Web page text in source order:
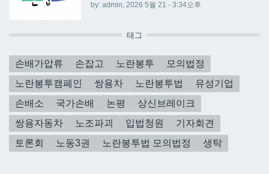
by: admin, 2026 5월 21 - 3:34오후
태그
손배가압류 손잡고 노란봉투
모의법정
노란봉투캠페인
쌍용차 노란봉투법
유성기업
손배소
국가손배 논평
상신브레이크
쌍용자동차
노조파괴 입법청원
기자회견
토론회
노동3권 노란봉투법 모의법정 생탁